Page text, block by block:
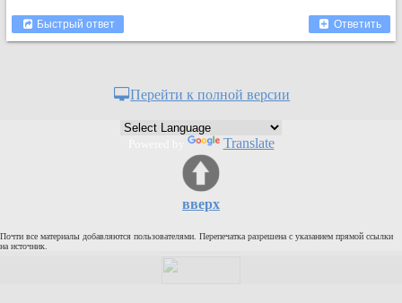
Космос
Домашние питомцы
Пользователи / Поиск
Дело
Быстрый ответ Ответить
Перейти к полной версии
Translate
вверх
Почти все материалы добавляются пользователями. Перепечатка разрешена с указанием прямой ссылки
на источник.